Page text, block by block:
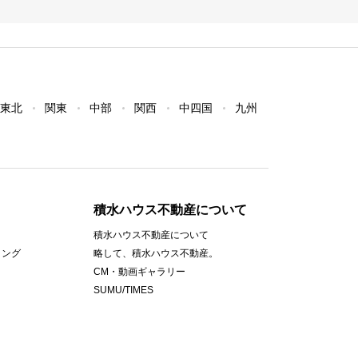
東北 関東 中部 関西 中四国 九州
グ
積水ハウス不動産について
積水ハウス不動産について
略して、積水ハウス不動産。
CM・動画ギャラリー
SUMU/TIMES